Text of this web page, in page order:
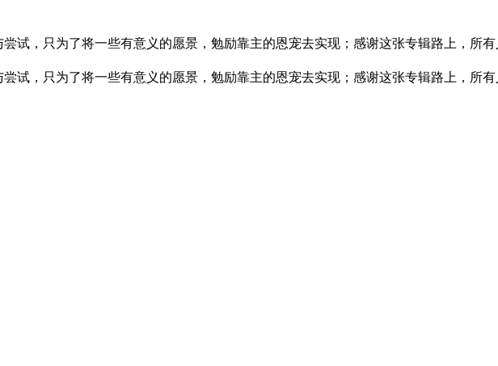
试，只为了将一些有意义的愿景，勉励靠主的恩宠去实现；感谢这张专辑路上，所有
试，只为了将一些有意义的愿景，勉励靠主的恩宠去实现；感谢这张专辑路上，所有